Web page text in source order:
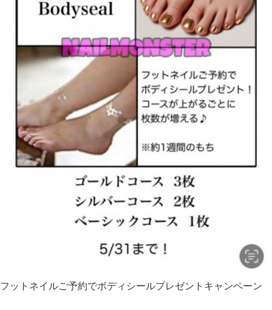
フットネイルご予約でボディシールプレゼントキャンペーン